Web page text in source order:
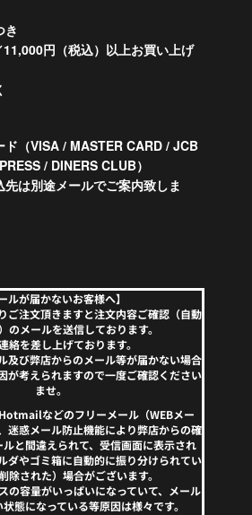
き
円（税込）以上お買い上げ
ド（VISA / MASTER CARD / JCB
/ DINERS CLUB）
先は別途メールでご案内致しま
ルが届かないお客様へ】
ご注文頂きますと注文内容ご確認（自動
のメールを送信しております。
絡を差し上げております。
及び弊店からのメール等が届かない場合
が考えられますので一度ご確認ください
ませ。
などのフリーメール（WEBメー
迷惑メール防止機能により弊店からの確
と間違えられて、受信画面に表示され
ダやゴミ箱に自動的に振り分けられてい
除された）場合がございます。
の容量がいっぱいになっていて、メール
態になっている等原因は様々です。